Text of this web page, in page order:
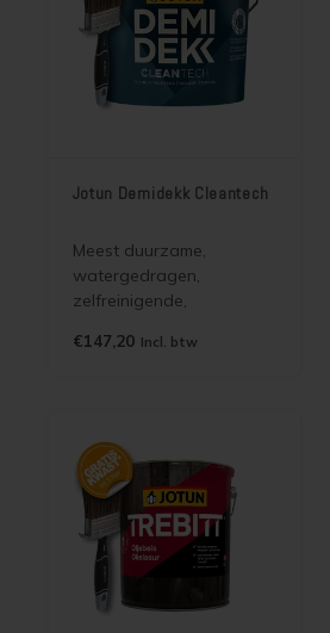
Jotun Demidekk Cleantech
Meest duurzame,
watergedragen,
zelfreinigende,
zijdeglans beits voor
onderhoudsintervallen
mogelijk maakt.
€147,20 Incl. btw